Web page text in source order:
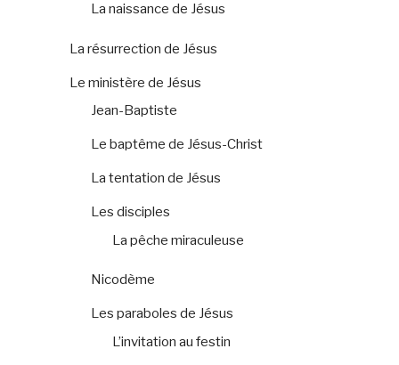
La naissance de Jésus
La résurrection de Jésus
Le ministère de Jésus
Jean-Baptiste
Le baptême de Jésus-Christ
La tentation de Jésus
Les disciples
La pêche miraculeuse
Nicodème
Les paraboles de Jésus
L’invitation au festin